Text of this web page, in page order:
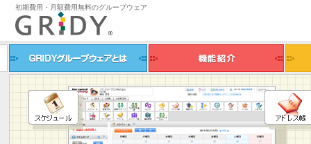
初期費用・月額費用無料のグループウェア
GRIDY グループウェアとは 機能紹介